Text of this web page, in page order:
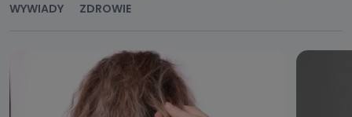
WYWIADY
ZDROWIE